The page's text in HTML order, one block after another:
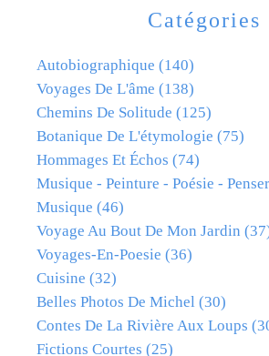
Catégories
Autobiographique (140)
Voyages De L'âme (138)
Chemins De Solitude (125)
Botanique De L'étymologie (75)
Hommages Et Échos (74)
Musique - Peinture - Poésie - Penser
Musique (46)
Voyage Au Bout De Mon Jardin
Voyages-En-Poesie (36)
Cuisine (32)
Belles Photos De Michel (30)
Contes De La Rivière Aux Loups
Fictions Courtes (25)